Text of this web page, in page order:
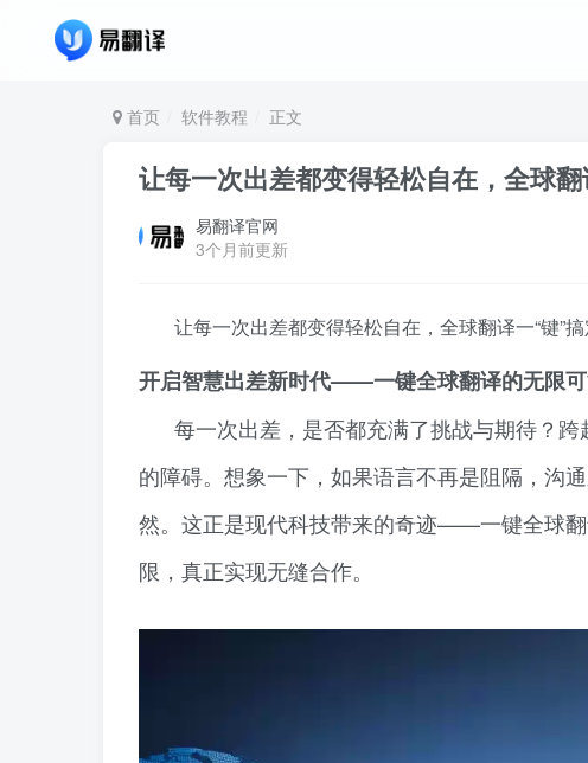
首页 软件教程 正文
让每一次出差都变得轻松自在，全球翻
易翻译官网
3个月前更新
让每一次出差都变得轻松自在，全球翻译一“键”搞
开启智慧出差新时代——一键全球翻译的无限
每一次出差，是否都充满了挑战与期待？
的障碍。想象一下，如果语言不再是阻隔，沟
然。这正是现代科技带来的奇迹——一键全球
限，真正实现无缝合作。